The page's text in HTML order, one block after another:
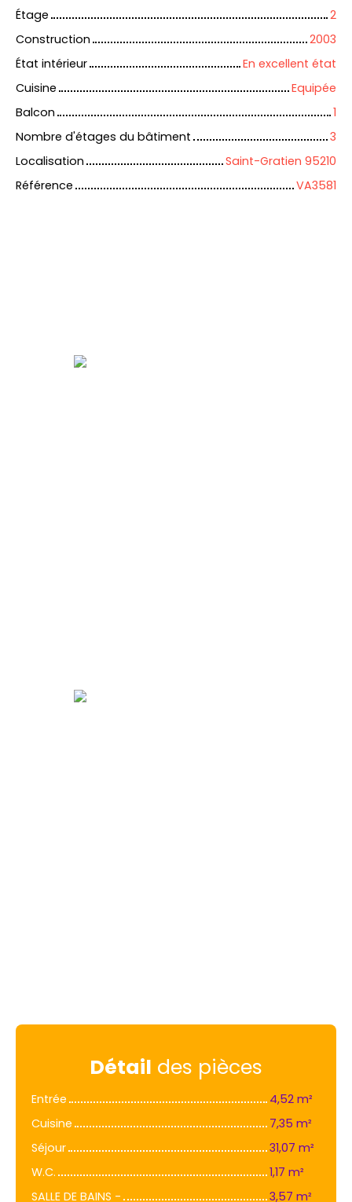
Étage
2
Construction
2003
État intérieur
En excellent état
Cuisine
Equipée
Balcon
1
Nombre d'étages du bâtiment
3
Localisation
Saint-Gratien 95210
Référence
VA3581
Détail des pièces
Entrée
4,52 m²
Cuisine
7,35 m²
Séjour
31,07 m²
W.C.
1,17 m²
SALLE DE BAINS -
3,57 m²